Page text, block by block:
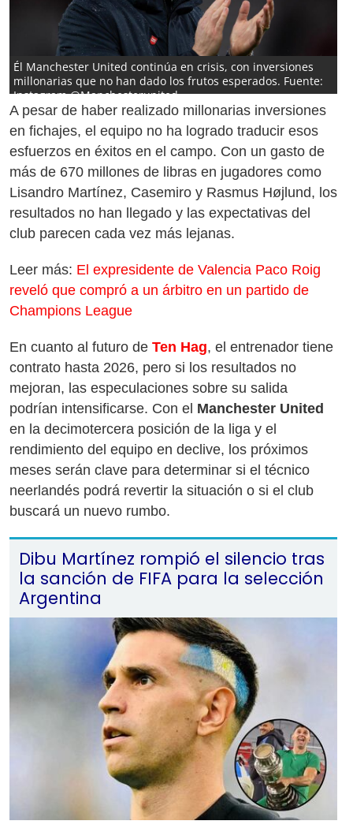
Él Manchester United continúa en crisis, con inversiones
millonarias que no han dado los frutos esperados. Fuente:
Instagram @Manchesterunited
A pesar de haber realizado millonarias inversiones
en fichajes, el equipo no ha logrado traducir esos
esfuerzos en éxitos en el campo. Con un gasto de
más de 670 millones de libras en jugadores como
Lisandro Martínez, Casemiro y Rasmus Højlund, los
resultados no han llegado y las expectativas del
club parecen cada vez más lejanas.
Leer más: El expresidente de Valencia Paco Roig
reveló que compró a un árbitro en un partido de
Champions League
En cuanto al futuro de Ten Hag, el entrenador tiene
contrato hasta 2026, pero si los resultados no
mejoran, las especulaciones sobre su salida
podrían intensificarse. Con el Manchester United
en la decimotercera posición de la liga y el
rendimiento del equipo en declive, los próximos
meses serán clave para determinar si el técnico
neerlandés podrá revertir la situación o si el club
buscará un nuevo rumbo.
Dibu Martínez rompió el silencio tras
la sanción de FIFA para la selección
Argentina